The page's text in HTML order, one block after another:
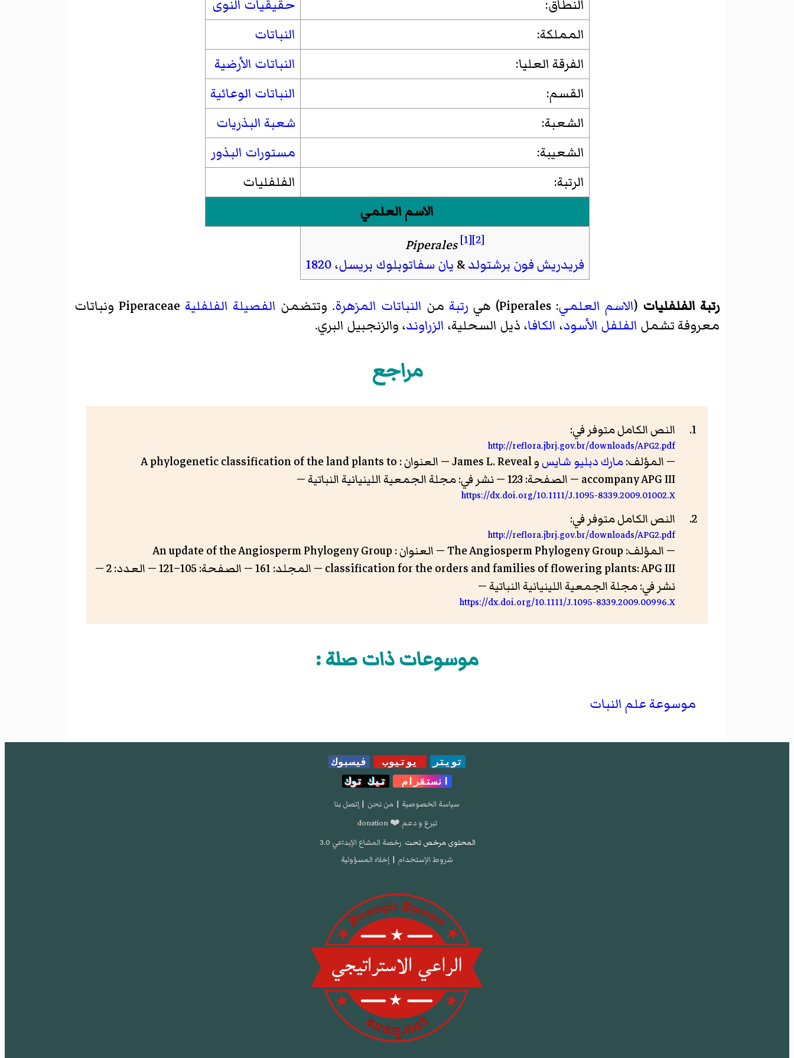
النطاق:
حقيقيات النوى
المملكة:
النباتات
الفرقة العليا:
النباتات الأرضية
القسم:
النباتات الوعائية
الشعبة:
شعبة البذريات
الشعيبة:
مستورات البذور
الرتبة:
الفلفليات
الاسم العلمي
Piperales [1][2]
فريدريش فون برشتولد& يان سفاتوبلوك بريسل،1820
رتبة الفلفليات (الاسم العلمي:
Piperales) هي رتبة من النباتات المزهرة. وتتضمن الفصيلة الفلفلية
Piperaceae ونباتات
معروفة تشمل الفلفل الأسود، الكافا، ذيل السحلية، الزراوند، والزنجبيل البري.
مراجع
النص الكامل متوفر في:
http://reflora.jbrj.gov.br/downloads/APG2.pdf
— المؤلف:مارك دبليو شايس
و James L. Reveal — العنوان : A phylogenetic classification of the land plants to
accompany APG III — الصفحة: 123 — نشر في: مجلة الجمعية اللينيانية النباتية —
https://dx.doi.org/10.1111/J.1095-8339.2009.01002.X
النص الكامل متوفر في:
http://reflora.jbrj.gov.br/downloads/APG2.pdf
— المؤلف: The Angiosperm Phylogeny Group — العنوان : An update of the Angiosperm Phylogeny Group
classification for the orders and families of flowering plants: APG III — المجلد: 161 — الصفحة: 105–121 — العدد: 2 —
نشر في: مجلة الجمعية اللينيانية النباتية —
https://dx.doi.org/10.1111/J.1095-8339.2009.00996.X
موسوعات ذات صلة :
موسوعة علم النبات
تويتر يوتيوب
فيسبوك
انستقرام
تيك توك
سياسة الخصوصية | من نحن | إتصل بنا
تبرع و دعم ❤️ donation
المحتوى مرخص تحت رخصة المشاع الإبداعي 3.0
شروط الإستخدام | إخلاء المسؤولية